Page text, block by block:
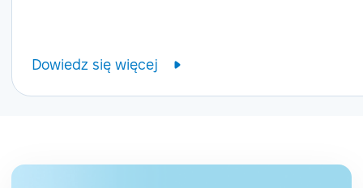
Dowiedz się więcej